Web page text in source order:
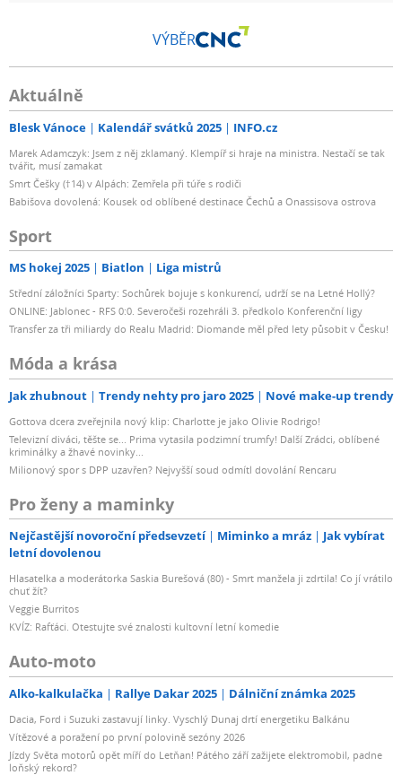
VÝBĚR
Aktuálně
Blesk Vánoce Kalendář svátků 2025 INFO.cz
Marek Adamczyk: Jsem z něj zklamaný. Klempíř si hraje na ministra. Nestačí se tak
tvářit, musí zamakat
Smrt Češky (†14) v Alpách: Zemřela při túře s rodiči
Babišova dovolená: Kousek od oblíbené destinace Čechů a Onassisova ostrova
Sport
MS hokej 2025 Biatlon Liga mistrů
Střední záložníci Sparty: Sochůrek bojuje s konkurencí, udrží se na Letné Hollý?
ONLINE: Jablonec - RFS 0:0. Severočeši rozehráli 3. předkolo Konferenční ligy
Transfer za tři miliardy do Realu Madrid: Diomande měl před lety působit v Česku!
Móda a krása
Jak zhubnout Trendy nehty pro jaro 2025 Nové make-up trendy
Gottova dcera zveřejnila nový klip: Charlotte je jako Olivie Rodrigo!
Televizní diváci, těšte se... Prima vytasila podzimní trumfy! Další Zrádci, oblíbené
kriminálky a žhavé novinky...
Milionový spor s DPP uzavřen? Nejvyšší soud odmítl dovolání Rencaru
Pro ženy a maminky
Nejčastější novoroční předsevzetí Miminko a mráz
Jak vybírat
letní dovolenou
Hlasatelka a moderátorka Saskia Burešová (80) - Smrt manžela ji zdrtila! Co jí vrátilo
chuť žít?
Veggie Burritos
KVÍZ: Rafťáci. Otestujte své znalosti kultovní letní komedie
Auto-moto
Alko-kalkulačka Rallye Dakar 2025 Dálniční známka 2025
Dacia, Ford i Suzuki zastavují linky. Vyschlý Dunaj drtí energetiku Balkánu
Vítězové a poražení po první polovině sezóny 2026
Jízdy Světa motorů opět míří do Letňan! Pátého září zažijete elektromobil, padne
loňský rekord?